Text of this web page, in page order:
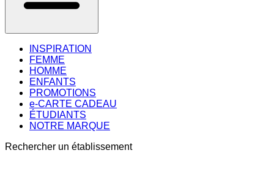
INSPIRATION
FEMME
HOMME
ENFANTS
PROMOTIONS
e-CARTE CADEAU
ÉTUDIANTS
NOTRE MARQUE
Rechercher un établissement